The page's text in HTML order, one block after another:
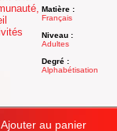
Matière :
Français
Niveau :
Adultes
Degré :
Alphabétisation
Ajouter au panier